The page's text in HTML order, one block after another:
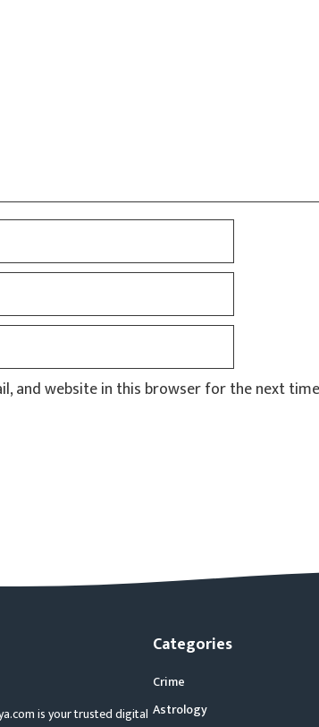
and website in this browser for the next
is your trusted digital
Categories
Crime
Astrology